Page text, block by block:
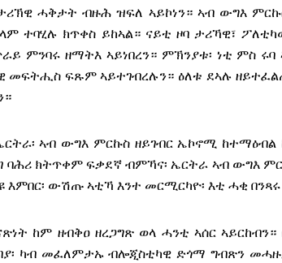
ሓቅታት ብዙሕ ዝፍለ ኣይኮነን። ኣብ ውግእ
ክጥቀስ ይከኣል። ናይቲ ዞባ ታሪኻዊ፣
ምንባሩ ዘማትእ ኣይነበረን። ምኽንያቱ፡ ነቲ ምስ
መፍትሒስ ፍጹም ኣይተገብረሉን። ዕለቱ ደኣሉ
ኣብ ውግእ ምርኩስ ዘይገብር ኤኮኖሚ ከተማዕብል
ባሕሪ ክትጥቀም ፍቃደኛ ብምኻና፡ ኤርትራ ኣብ ውግእ
እምበር፡ ውሽጡ ኣቲኻ እንተ መርሚርካዮ፡ እቲ ሓቂ በንጻሩ
ከም ዘብቅዐ ዘረጋግጽ ወላ ሓንቲ ኣሰር ኣይርከብን።
ካብ መፈለምታኡ ብሎጂስቲካዊ ድጎማ ግብጽን